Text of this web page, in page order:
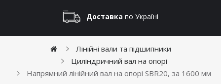
Доставка по Україні
Лінійні вали та підшипники
Циліндричний вал на опорі
Напрямний лінійний вал на опорі SBR20, за 1600 мм